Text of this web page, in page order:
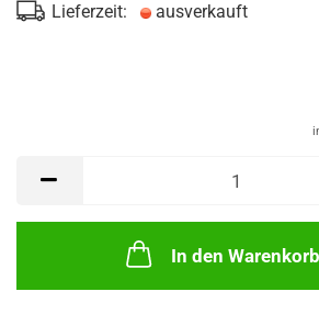
Lieferzeit: ausverkauft
In den Warenkorb